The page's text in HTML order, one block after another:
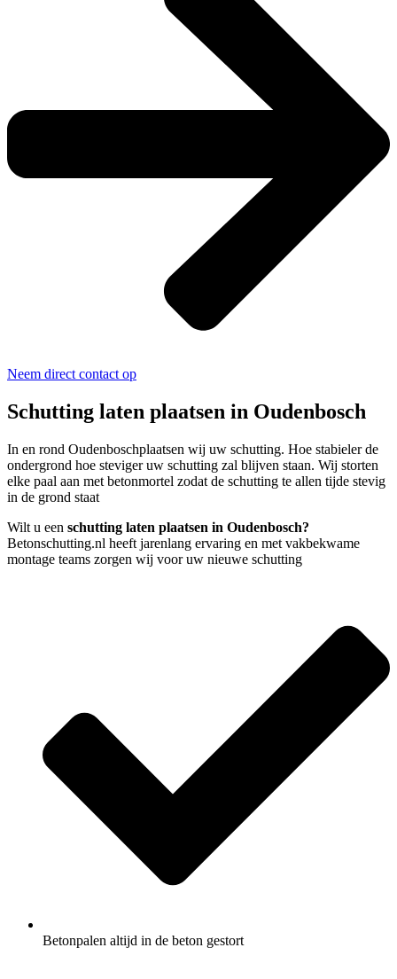
Neem direct contact op
Schutting laten plaatsen in Oudenbosch
In en rond Oudenboschplaatsen wij uw schutting. Hoe stabieler de
ondergrond hoe steviger uw schutting zal blijven staan. Wij storten
elke paal aan met betonmortel zodat de schutting te allen tijde stevig
in de grond staat
Wilt u een schutting laten plaatsen in Oudenbosch?
Betonschutting.nl heeft jarenlang ervaring en met vakbekwame
montage teams zorgen wij voor uw nieuwe schutting
Betonpalen altijd in de beton gestort